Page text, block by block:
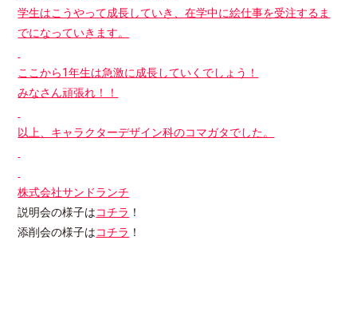
学生はこうやって成長していき、在学中に絵仕事を受注するま
でになっていきます。
ここから1年生は急激に成長していくでしょう！
みなさん頑張れ！！
以上、キャラクターデザイン科のコマガタでした。
株式会社サンドランチ
説明会の様子はコチラ ！
添削会の様子はコチラ ！